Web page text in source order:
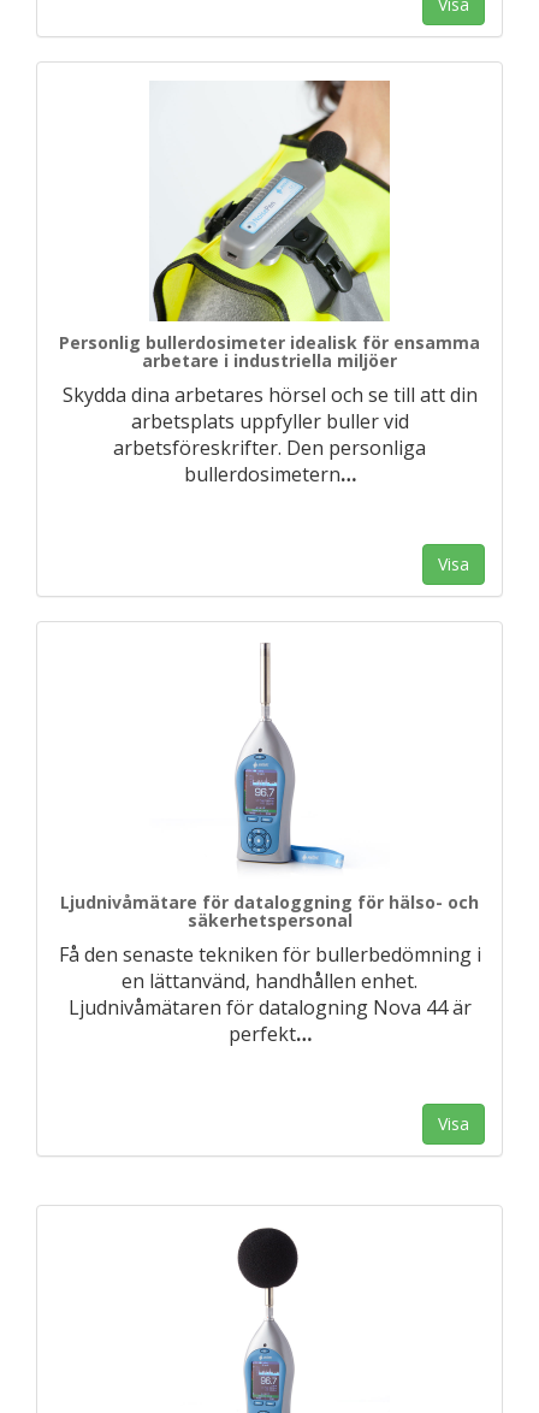
Personlig bullerdosimeter idealisk för ensamma
arbetare i industriella miljöer
Skydda dina arbetares hörsel och se till att din
arbetsplats uppfyller buller vid
arbetsföreskrifter. Den personliga
bullerdosimetern…
Visa
Ljudnivåmätare för dataloggning för hälso- och
säkerhetspersonal
Få den senaste tekniken för bullerbedömning i
en lättanvänd, handhållen enhet.
Ljudnivåmätaren för datalogning Nova 44 är
perfekt…
Visa